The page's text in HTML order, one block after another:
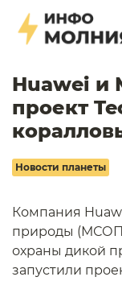
Huawei и
проект
Новости планеты
Компания
природы
охраны дикой
запустили